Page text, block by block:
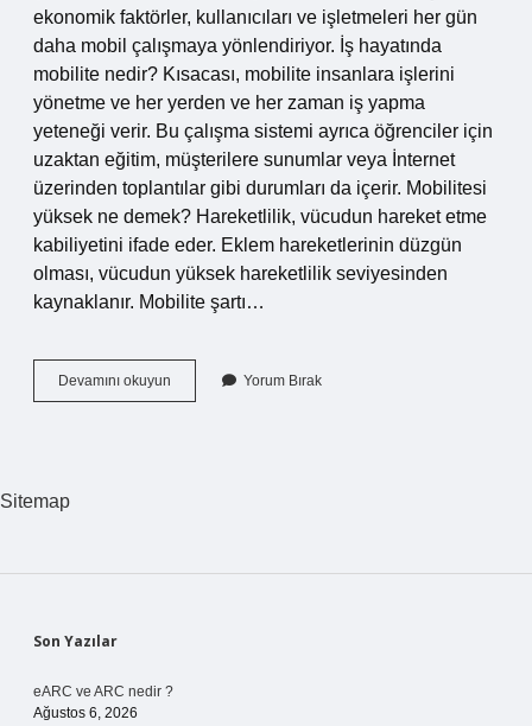
ekonomik faktörler, kullanıcıları ve işletmeleri her gün
daha mobil çalışmaya yönlendiriyor. İş hayatında
mobilite nedir? Kısacası, mobilite insanlara işlerini
yönetme ve her yerden ve her zaman iş yapma
yeteneği verir. Bu çalışma sistemi ayrıca öğrenciler için
uzaktan eğitim, müşterilere sunumlar veya İnternet
üzerinden toplantılar gibi durumları da içerir. Mobilitesi
yüksek ne demek? Hareketlilik, vücudun hareket etme
kabiliyetini ifade eder. Eklem hareketlerinin düzgün
olması, vücudun yüksek hareketlilik seviyesinden
kaynaklanır. Mobilite şartı…
Devamını okuyun
Ne
Yorum Bırak
Sitemap
Sidebar
Son Yazılar
eARC ve ARC nedir ?
Ağustos 6, 2026